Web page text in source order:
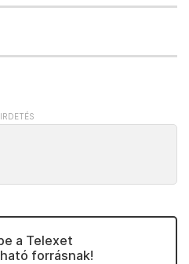
a Telexet
forrásnak!